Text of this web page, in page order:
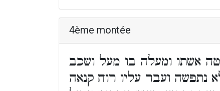
4ème montée
אשתו ומעלה בו מעל ושכב
נתפשה ועבר עליו רוח קנאה